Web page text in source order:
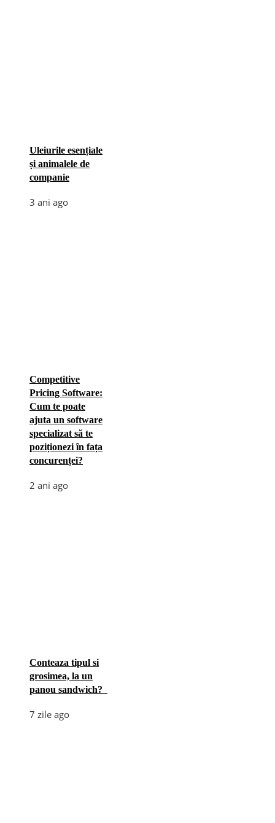
Uleiurile esențiale
și animalele de
companie
3 ani ago
Competitive
Pricing Software:
Cum te poate
ajuta un software
specializat să te
poziționezi în fața
concurenței?
2 ani ago
Conteaza tipul si
grosimea, la un
panou sandwich?
7 zile ago